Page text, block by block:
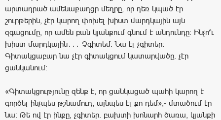
արտադրած ամենաքաղցր մեղրը, որ դեռ կպած էր
շուրթերին, չէր կարող փոխել խիստ մարդկային այն
զգացումը, որ ամեն բան կյանքում գնում է անդունդը։ Ինչո՞ւ
խիստ մարդկային․․․ Չգիտեմ։ Նա էլ չգիտեր։
Գիտակցաբար նա չէր գիտակցում կատարվածը. չէր
ցանկանում։
«Գիտակցությունը զենք է, որ ցանկացած պահի կարող է
գործել ինչպես թշնամուդ, այնպես էլ քո դեմ»,- մտածում էր
նա։ Թե ով էր ինքը, չգիտեր. բախտի խոնարհ ծառա, կյանքի